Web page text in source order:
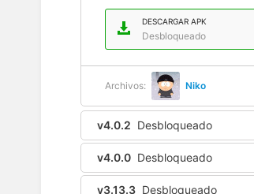
DESCARGAR APK
Desbloqueado
Archivos: Niko
v4.0.2 Desbloqueado
v4.0.0 Desbloqueado
v3.13.3 Desbloqueado